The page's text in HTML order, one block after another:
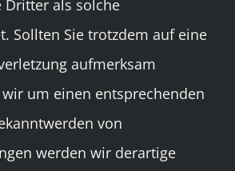
Dritter als solche
Sollten Sie trotzdem auf eine
aufmerksam
um einen entsprechenden
von
werden wir derartige